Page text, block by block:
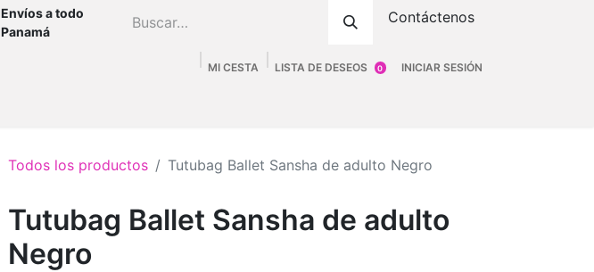
Envíos a todo
Panamá
Contáctenos
MI CESTA 0
LISTA DE DESEOS INICIAR SESIÓN
Todos los productos Tutubag Ballet Sansha de adulto Negro
Tutubag Ballet Sansha de adulto
Negro